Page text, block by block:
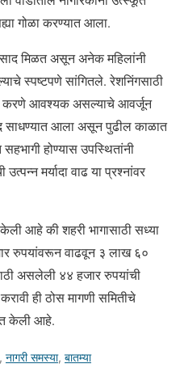
गोळा करण्यात आला.
मिळत असून अनेक महिलांनी
स्पष्टपणे सांगितले. रेशनिंगसाठी
करणे आवश्यक असल्याचे आवर्जून
साधण्यात आला असून पुढील काळात
होण्यास उपस्थितांनी
मर्यादा वाढ या प्रश्नांवर
आहे की शहरी भागासाठी सध्या
रुपयांवरून वाढवून ३ लाख ६०
असलेली ४४ हजार रुपयांची
ही ठोस मागणी समितीचे
केली आहे.
, नागरी समस्या, बातम्या